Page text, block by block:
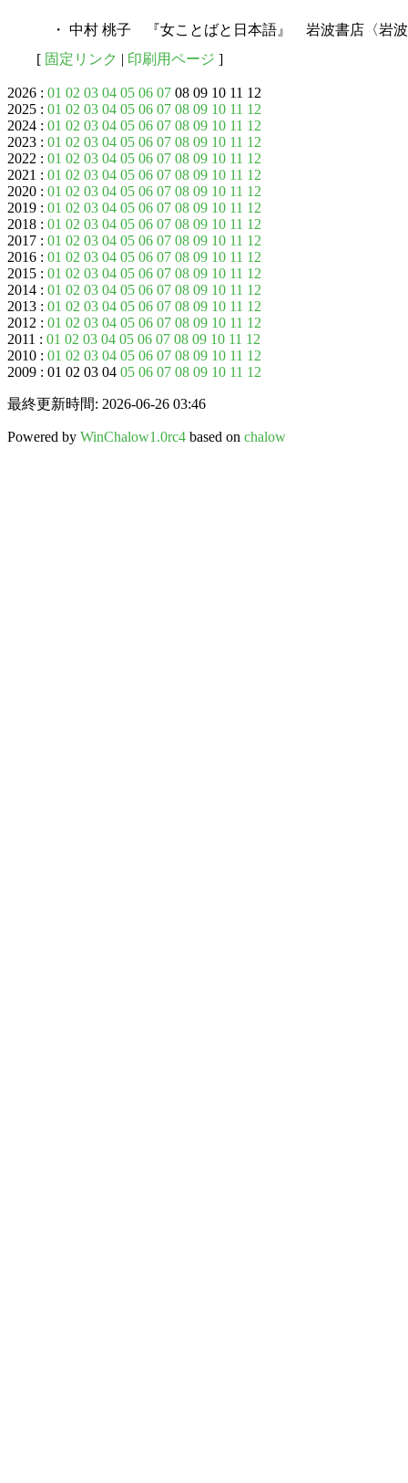
・ 中村 桃子 『女ことばと日本語』 岩波書店〈岩波
[ 固定リンク | 印刷用ページ ]
2026 : 01 02 03 04 05 06 07 08 09 10 11 12
2025 : 01 02 03 04 05 06 07 08 09 10 11 12
2024 : 01 02 03 04 05 06 07 08 09 10 11 12
2023 : 01 02 03 04 05 06 07 08 09 10 11 12
2022 : 01 02 03 04 05 06 07 08 09 10 11 12
2021 : 01 02 03 04 05 06 07 08 09 10 11 12
2020 : 01 02 03 04 05 06 07 08 09 10 11 12
2019 : 01 02 03 04 05 06 07 08 09 10 11 12
2018 : 01 02 03 04 05 06 07 08 09 10 11 12
2017 : 01 02 03 04 05 06 07 08 09 10 11 12
2016 : 01 02 03 04 05 06 07 08 09 10 11 12
2015 : 01 02 03 04 05 06 07 08 09 10 11 12
2014 : 01 02 03 04 05 06 07 08 09 10 11 12
2013 : 01 02 03 04 05 06 07 08 09 10 11 12
2012 : 01 02 03 04 05 06 07 08 09 10 11 12
2011 : 01 02 03 04 05 06 07 08 09 10 11 12
2010 : 01 02 03 04 05 06 07 08 09 10 11 12
2009 : 01 02 03 04 05 06 07 08 09 10 11 12
最終更新時間: 2026-06-26 03:46
Powered by WinChalow1.0rc4 based on chalow